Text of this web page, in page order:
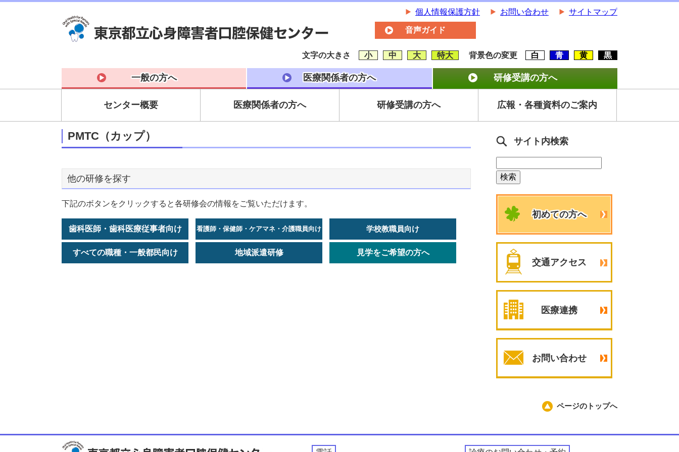
個人情報保護方針 お問い合わせ サイトマップ
音声ガイド
文字の大きさ 小 中 大 特大 背景色の変更 白 青 黄 黒
一般の方へ 医療関係者の方へ 研修受講の方へ
センター概要 医療関係者の方へ 研修受講の方へ 広報・各種資料のご案内
PMTC（カップ）
他の研修を探す
下記のボタンをクリックすると各研修会の情報をご覧いただけます。
歯科医師・歯科医療従事者向け 看護師・保健師・ケアマネ・介護職員向け 学校教職員向け
すべての職種・一般都民向け 地域派遣研修 見学をご希望の方へ
サイト内検索
初めての方へ
交通アクセス
医療連携
お問い合わせ
ページのトップへ